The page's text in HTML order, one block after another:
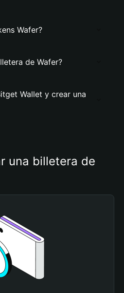
Wafer?
de Wafer?
Wallet y crear una
una billetera de